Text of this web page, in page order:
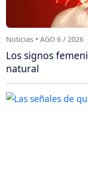
Noticias • AGO 6 / 2026
Los signos
natural